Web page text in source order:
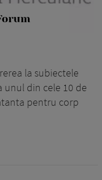
la subiectele
unul din cele 10 de
pentru corp